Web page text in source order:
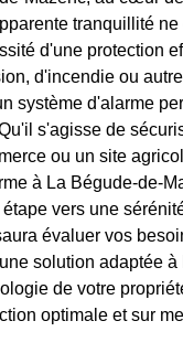
tranquillité
d'une protection
d'incendie ou
système d'alarme
s'agisse de
ou un site
à La Bégude-de-
vers une
évaluer vos
solution adaptée
de votre
optimale et sur